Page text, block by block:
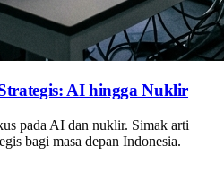
AI hingga Nuklir
pada AI dan nuklir. Simak arti
bagi masa depan Indonesia.